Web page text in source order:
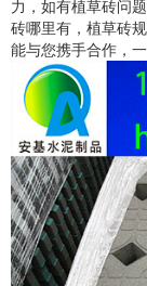
力，如有植草砖问题
砖哪里有，植草砖
能与您携手合作，